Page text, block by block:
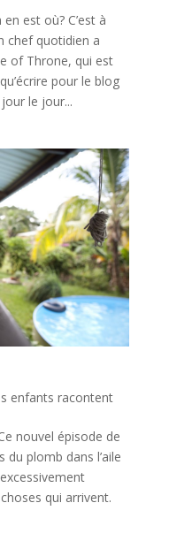
est où? C’est à
chef quotidien a
of Throne, qui est
pour le blog
le jour...
enfants racontent
nouvel épisode de
du plomb dans l’aile
qui arrivent.